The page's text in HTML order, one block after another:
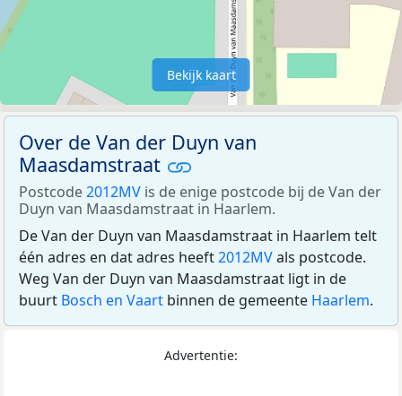
Bekijk kaart
Over de Van der Duyn van
Maasdamstraat
Postcode2012MV is de enige postcode bij de Van der
Duyn van Maasdamstraat in Haarlem.
De Van der Duyn van Maasdamstraat in Haarlem telt
één adres en dat adres heeft2012MVals postcode.
Weg Van der Duyn van Maasdamstraat ligt in de
buurt Bosch en Vaart binnen de gemeente Haarlem.
Advertentie: